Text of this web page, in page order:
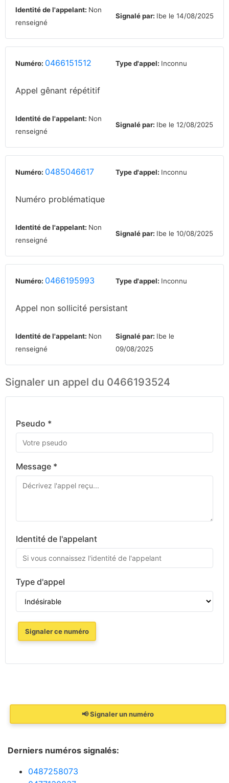
Identité de l'appelant: Non
renseigné
Signalé par: Ibe le 14/08/2025
Numéro: 0466151512 Type d'appel: Inconnu
Appel gênant répétitif
Identité de l'appelant: Non
renseigné
Signalé par: Ibe le 12/08/2025
Numéro: 0485046617 Type d'appel: Inconnu
Numéro problématique
Identité de l'appelant: Non
renseigné
Signalé par: Ibe le 10/08/2025
Numéro: 0466195993 Type d'appel: Inconnu
Appel non sollicité persistant
Identité de l'appelant: Non
renseigné
Signalé par: Ibe le
09/08/2025
Signaler un appel du 0466193524
Pseudo *
Message *
Identité de l'appelant
Type d'appel
Signaler ce numéro
📢 Signaler un numéro
Derniers numéros signalés:
0487258073